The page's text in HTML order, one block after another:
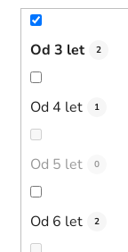
Od 3 let 2
Od 4 let 1
Od 5 let 0
Od 6 let 2